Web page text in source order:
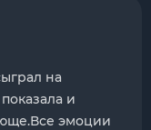
на
и
эмоции